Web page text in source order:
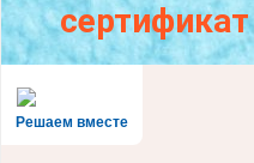
Решаем вместе